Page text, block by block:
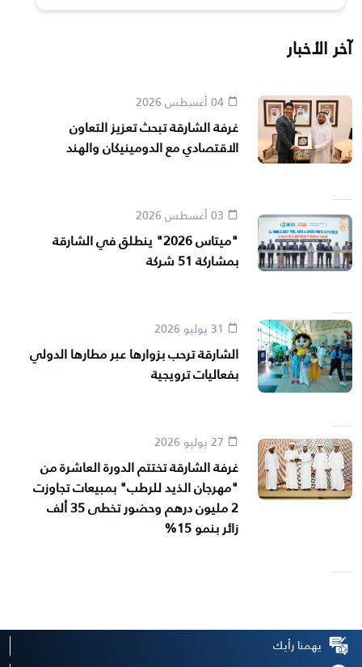
آخر الأخبار
04 أغسطس 2026
غرفة الشارقة تبحث تعزيز التعاون
الاقتصادي مع الدومينيكان والهند
"ميتاس 2026" ينطلق في الشارقة
بمشاركة 51 شركة
الشارقة ترحب بزوارها عبر مطارها الدولي
بفعاليات ترويجية
غرفة الشارقة تختتم الدورة العاشرة من
"مهرجان الذيد للرطب" بمبيعات تجاوزت
2 مليون درهم وحضور تخطى 35 ألف
زائر بنمو 15%
يهمنا رأيك